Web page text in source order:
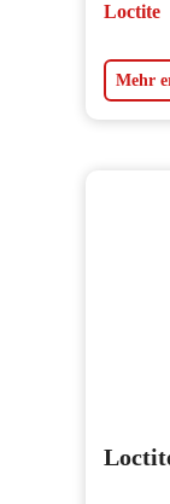
Loctite
Mehr